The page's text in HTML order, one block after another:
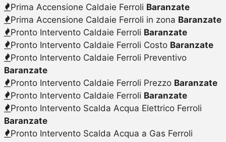
Prima Accensione Caldaie Ferroli Baranzate
Prima Accensione Caldaie Ferroli in zona Baranzate
Pronto Intervento Caldaie Ferroli Baranzate
Pronto Intervento Caldaie Ferroli Costo Baranzate
Pronto Intervento Caldaie Ferroli Preventivo
Baranzate
Pronto Intervento Caldaie Ferroli Prezzo Baranzate
Pronto Intervento Caldaie Ferroli Baranzate
Pronto Intervento Scalda Acqua Elettrico Ferroli
Baranzate
Pronto Intervento Scalda Acqua a Gas Ferroli